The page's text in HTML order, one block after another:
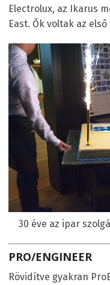
Electrolux, az Ikarus
East. Ők voltak az
30 éve az ipar
PRO/ENGINEER
Rövidítve gyakran